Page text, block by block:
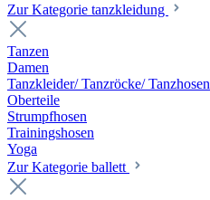
Zur Kategorie tanzkleidung
Tanzen
Damen
Tanzkleider/ Tanzröcke/ Tanzhosen
Oberteile
Strumpfhosen
Trainingshosen
Yoga
Zur Kategorie ballett